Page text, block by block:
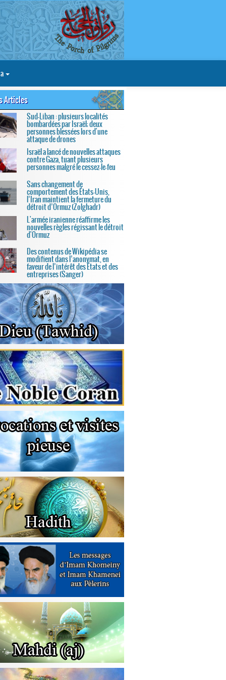
Articles
Sud-Liban : plusieurs localités
bombardées par Israël; deux
personnes blessées lors d'une
attaque de drones
Israël a lancé de nouvelles attaques
contre Gaza, tuant plusieurs
personnes malgré le cessez-le-feu
Sans changement de
comportement des États-Unis,
l’Iran maintient la fermeture du
détroit d’Ormuz (Zolghadr)
L'armée iranienne réaffirme les
nouvelles règles régissant le détroit
d'Ormuz
Des contenus de Wikipédia se
modifient dans l’anonymat, en
faveur de l’intérêt des États et des
entreprises (Sanger)